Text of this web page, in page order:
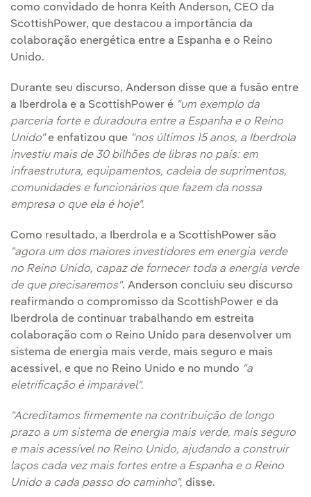
como convidado de honra Keith Anderson, CEO da
ScottishPower, que destacou a importância da
colaboração energética entre a Espanha e o Reino
Unido.
Durante seu discurso, Anderson disse que a fusão entre
a Iberdrola e a ScottishPower é "um exemplo da
parceria forte e duradoura entre a Espanha e o Reino
Unido"e enfatizou que "nos últimos 15 anos, a Iberdrola
investiu mais de 30 bilhões de libras no país: em
infraestrutura, equipamentos, cadeia de suprimentos,
comunidades e funcionários que fazem da nossa
empresa o que ela é hoje".
Como resultado, a Iberdrola e a ScottishPower são
"agora um dos maiores investidores em energia verde
no Reino Unido, capaz de fornecer toda a energia verde
de que precisaremos". Anderson concluiu seu discurso
reafirmando o compromisso da ScottishPower e da
Iberdrola de continuar trabalhando em estreita
colaboração com o Reino Unido para desenvolver um
sistema de energia mais verde, mais seguro e mais
acessível, e que no Reino Unido e no mundo "a
eletrificação é imparável".
"Acreditamos firmemente na contribuição de longo
prazo a um sistema de energia mais verde, mais seguro
e mais acessível no Reino Unido, ajudando a construir
laços cada vez mais fortes entre a Espanha e o Reino
Unido a cada passo do caminho", disse.